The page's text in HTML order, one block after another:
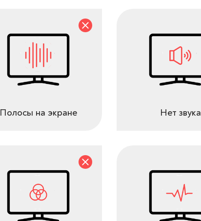
Полосы на экране Нет звука